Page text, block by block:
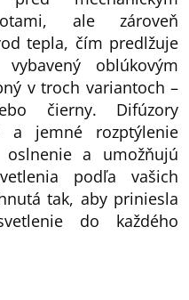
ale zároveň
tepla, čím predlžuje
oblúkovým
v troch variantoch –
čierny. Difúzory
a jemné rozptýlenie
a umožňujú
podľa vašich
tak, aby priniesla
do každého